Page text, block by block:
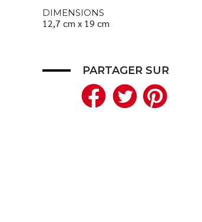
DIMENSIONS
12,7 cm x 19 cm
PARTAGER SUR
Facebook
Twitter